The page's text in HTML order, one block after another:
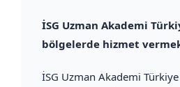
İSG Uzman Akademi
bölgelerde hizmet
İSG Uzman Akademi